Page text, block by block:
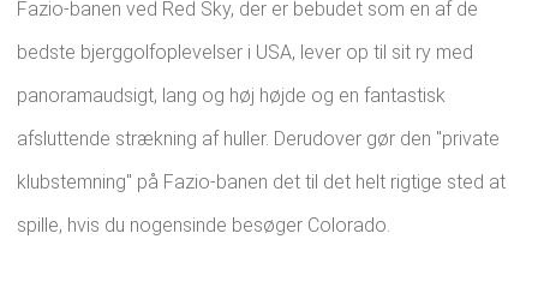
Fazio-banen ved Red Sky, der er bebudet som en af ​​de
bedste bjerggolfoplevelser i USA, lever op til sit ry med
panoramaudsigt, lang og høj højde og en fantastisk
afsluttende strækning af huller. Derudover gør den "private
klubstemning" på Fazio-banen det til det helt rigtige sted at
spille, hvis du nogensinde besøger Colorado.